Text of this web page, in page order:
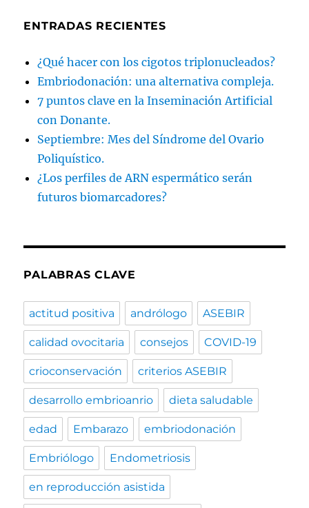
ENTRADAS RECIENTES
¿Qué hacer con los cigotos triplonucleados?
Embriodonación: una alternativa compleja.
7 puntos clave en la Inseminación Artificial
con Donante.
Septiembre: Mes del Síndrome del Ovario
Poliquístico.
¿Los perfiles de ARN espermático serán
futuros biomarcadores?
PALABRAS CLAVE
actitud positiva andrólogo ASEBIR
calidad ovocitaria consejos COVID-19
crioconservación criterios ASEBIR
desarrollo embrioanrio dieta saludable
edad Embarazo embriodonación
Embriólogo Endometriosis
en reproducción asistida